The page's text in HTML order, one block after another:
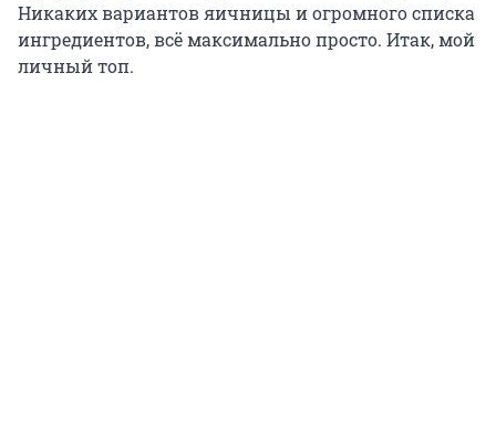
Никаких вариантов яичницы и огромного списка
ингредиентов, всё максимально просто. Итак, мой
личный топ.